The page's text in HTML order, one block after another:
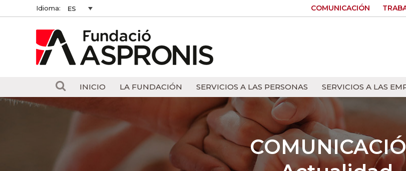
Idioma: ES COMUNICACIÓN
INICIO LA FUNDACIÓN SERVICIOS A LAS PERSONAS SERVICIOS A LAS